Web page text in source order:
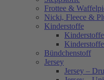
Frottee &
Nicki, Fleece &
Kinderstoffe
Bündchenstoff
Jersey
Jersey –